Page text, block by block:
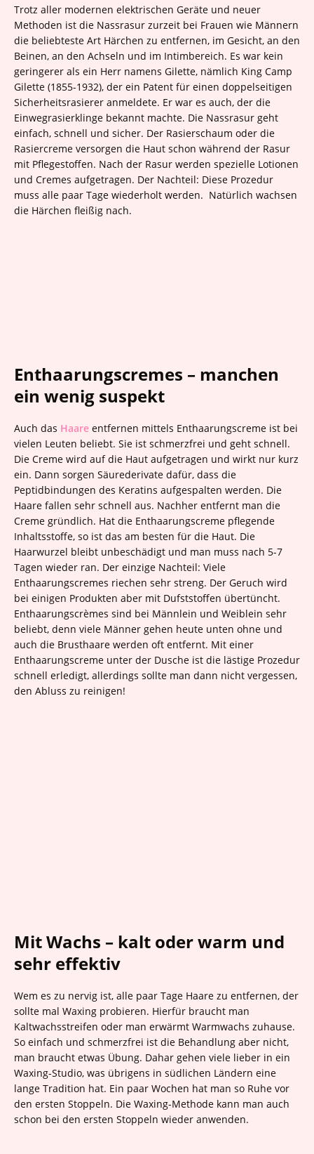
Trotz aller modernen elektrischen Geräte und neuer
Methoden ist die Nassrasur zurzeit bei Frauen wie Männern
die beliebteste Art Härchen zu entfernen, im Gesicht, an den
Beinen, an den Achseln und im Intimbereich. Es war kein
geringerer als ein Herr namens Gilette, nämlich King Camp
Gilette (1855-1932), der ein Patent für einen doppelseitigen
Sicherheitsrasierer anmeldete. Er war es auch, der die
Einwegrasierklinge bekannt machte. Die Nassrasur geht
einfach, schnell und sicher. Der Rasierschaum oder die
Rasiercreme versorgen die Haut schon während der Rasur
mit Pflegestoffen. Nach der Rasur werden spezielle Lotionen
und Cremes aufgetragen. Der Nachteil: Diese Prozedur
muss alle paar Tage wiederholt werden. Natürlich wachsen
die Härchen fleißig nach.
Enthaarungscremes – manchen
ein wenig suspekt
Auch das Haare entfernen mittels Enthaarungscreme ist bei
vielen Leuten beliebt. Sie ist schmerzfrei und geht schnell.
Die Creme wird auf die Haut aufgetragen und wirkt nur kurz
ein. Dann sorgen Säurederivate dafür, dass die
Peptidbindungen des Keratins aufgespalten werden. Die
Haare fallen sehr schnell aus. Nachher entfernt man die
Creme gründlich. Hat die Enthaarungscreme pflegende
Inhaltsstoffe, so ist das am besten für die Haut. Die
Haarwurzel bleibt unbeschädigt und man muss nach 5-7
Tagen wieder ran. Der einzige Nachteil: Viele
Enthaarungscremes riechen sehr streng. Der Geruch wird
bei einigen Produkten aber mit Dufststoffen übertüncht.
Enthaarungscrèmes sind bei Männlein und Weiblein sehr
beliebt, denn viele Männer gehen heute unten ohne und
auch die Brusthaare werden oft entfernt. Mit einer
Enthaarungscreme unter der Dusche ist die lästige Prozedur
schnell erledigt, allerdings sollte man dann nicht vergessen,
den Abluss zu reinigen!
Mit Wachs – kalt oder warm und
sehr effektiv
Wem es zu nervig ist, alle paar Tage Haare zu entfernen, der
sollte mal Waxing probieren. Hierfür braucht man
Kaltwachsstreifen oder man erwärmt Warmwachs zuhause.
So einfach und schmerzfrei ist die Behandlung aber nicht,
man braucht etwas Übung. Dahar gehen viele lieber in ein
Waxing-Studio, was übrigens in südlichen Ländern eine
lange Tradition hat. Ein paar Wochen hat man so Ruhe vor
den ersten Stoppeln. Die Waxing-Methode kann man auch
schon bei den ersten Stoppeln wieder anwenden.